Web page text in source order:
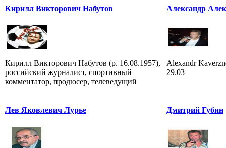
Кирилл Викторович Набутов
Кирилл Викторович Набутов (р. 16.08.1957),
российский журналист, спортивный
комментатор, продюсер, телеведущий
Александр
Alexandr
29.03
Лев Яковлевич Лурье Дмитрий Губин